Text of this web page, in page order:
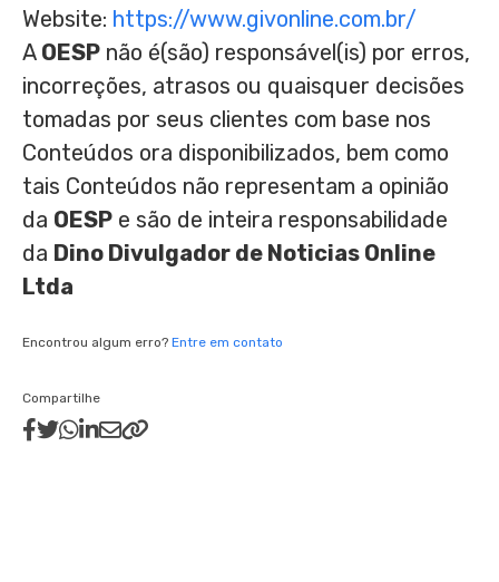
Website: https://www.givonline.com.br/
A OESP não é(são) responsável(is) por erros,
incorreções, atrasos ou quaisquer decisões
tomadas por seus clientes com base nos
Conteúdos ora disponibilizados, bem como
tais Conteúdos não representam a opinião
da OESP e são de inteira responsabilidade
da Dino Divulgador de Noticias Online
Ltda
Encontrou algum erro? Entre em contato
Compartilhe